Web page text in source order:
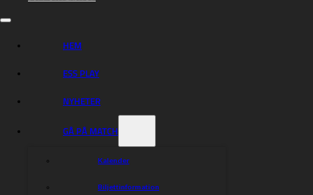
HEM
ESS PLAY
NYHETER
GÅ PÅ MATCH
Kalender
Biljettinformation
Kansliet: Tfn: 0490-36691 kl. 10:00-13:00
Mail: info@wmsk.se (Swishbetalning)
Biljetter hämtas eller skickas enligt överenskommelse.
Swishnummer: 123 400 27 96
INTE att kunna använda dessa under säsongen 2021